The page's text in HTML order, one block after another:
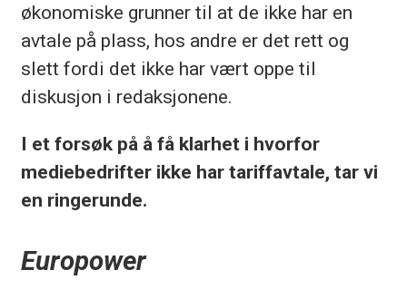
økonomiske grunner til at de ikke har en
avtale på plass, hos andre er det rett og
slett fordi det ikke har vært oppe til
diskusjon i redaksjonene.
I et forsøk på å få klarhet i hvorfor
mediebedrifter ikke har tariffavtale, tar vi
en ringerunde.
Europower